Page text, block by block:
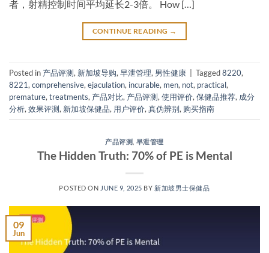
者，射精控制时间平均延长2-3倍。 ​How […]
CONTINUE READING →
Posted in 产品评测, 新加坡导购, 早泄管理, 男性健康 Tagged8220,
8221, comprehensive, ejaculation, incurable, men, not, practical,
premature, treatments, 产品对比, 产品评测, 使用评价, 保健品推荐, 成分
分析, 效果评测, 新加坡保健品, 用户评价, 真伪辨别, 购买指南
产品评测 早泄管理
The Hidden Truth: 70% of PE is Mental
POSTED ON JUNE 9, 2025 BY 新加坡男士保健品
09
Jun